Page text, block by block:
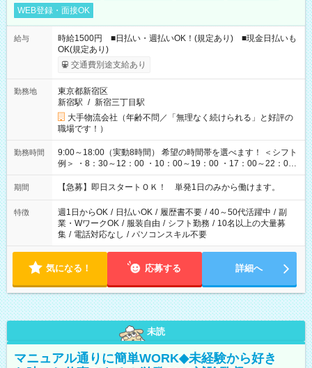
WEB登録・面接OK
給与
時給1500円 ■日払い・週払いOK！(規定あり) ■現金日払いも
OK(規定あり)
交通費別途支給あり
勤務地
東京都新宿区
新宿駅 / 新宿三丁目駅
大手物流会社（年齢不問／「無理なく続けられる」と好評の
職場です！）
勤務時間
9:00～18:00（実動8時間） 希望の時間帯を選べます！ ＜シフト
例＞ ・8：30～12：00 ・10：00～19：00 ・17：00～22：00
・13：00～22：00 ・22：00～翌6：00 など
期間 【急募】即日スタートＯＫ！ 単発1日のみから働けます。
特徴 週1日からOK / 日払いOK / 履歴書不要 / 40～50代活躍中 / 副
業・WワークOK / 服装自由 / シフト勤務 / 10名以上の大量募
集 / 電話対応なし / パソコンスキル不要
気になる！ 応募する 詳細へ
未読
マニュアル通りに簡単WORK◆未経験から好き